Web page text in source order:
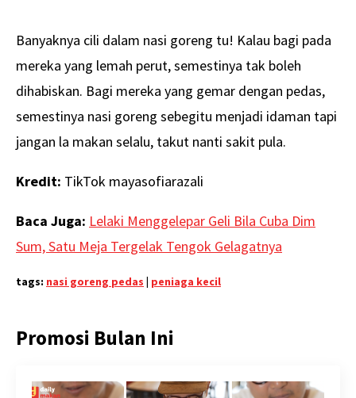
Banyaknya cili dalam nasi goreng tu! Kalau bagi pada
mereka yang lemah perut, semestinya tak boleh
dihabiskan. Bagi mereka yang gemar dengan pedas,
semestinya nasi goreng sebegitu menjadi idaman tapi
jangan la makan selalu, takut nanti sakit pula.
Kredit: TikTok mayasofiarazali
Baca Juga: Lelaki Menggelepar Geli Bila Cuba Dim
Sum, Satu Meja Tergelak Tengok Gelagatnya
tags: nasi goreng pedas | peniaga kecil
Promosi Bulan Ini